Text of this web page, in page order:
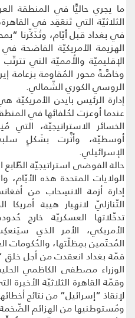
ما يجري حاليًّا في المنطقة
الثلاثيّة التي تَنعَقِد في
في بغداد قبل أيّام، وتُذَكِّرنا
الهزيمة الأمريكيّة الفاضحة في
الإقليميّة والأُمميّة التي تترتّب
وخاصَّةً محور المُقاومة بزعامة
الروسي الكوري الشّمالي.
إدارة الرئيس بايدن
عندما أوعزت لحُلفائها في
الخسائر الاستراتيجيّة،
أوسطيّة، وأثَّرت بشَكلٍ
الإسرائيلي.
حالة الفوضى استراتيجيّة
الولايات المتحدة هذه
إدارة أزمة الانسِحاب من
التّنازليّ لانهِيار هيبة
تدخّلاتها العسكريّة خارج
الأمريكي، الأمر الذي
المُحتَمين بمِظلّتها، والحُكومات
قمّة بغداد انعقدت من أجل
الوزراء مصطفى الكاظمي
وقمّة القاهرة الثلاثيّة
لإنقاذ “إسرائيل” من نتائج
ومُستوطنيها من الهزائم